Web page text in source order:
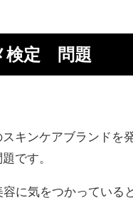
検定 問題
キンケアブランドを
です。
に気をつかっている